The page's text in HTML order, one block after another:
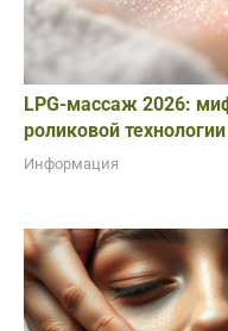
LPG-массаж 2026:
роликовой технологии
Информация